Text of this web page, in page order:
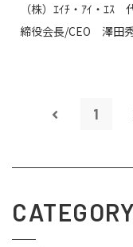
（株）ｴｲﾁ・ｱｲ・ｴｽ
締役会長/CEO 澤田
1
CATEGORY